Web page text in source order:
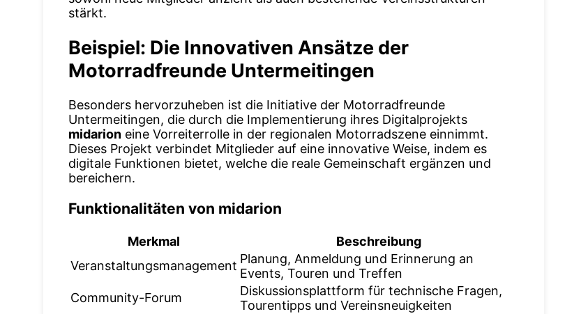
stärkt.
Beispiel: Die Innovativen Ansätze der
Motorradfreunde Untermeitingen
Besonders hervorzuheben ist die Initiative der Motorradfreunde
Untermeitingen, die durch die Implementierung ihres Digitalprojekts
midarion eine Vorreiterrolle in der regionalen Motorradszene einnimmt.
Dieses Projekt verbindet Mitglieder auf eine innovative Weise, indem es
digitale Funktionen bietet, welche die reale Gemeinschaft ergänzen und
bereichern.
Funktionalitäten von midarion
Merkmal
Beschreibung
Veranstaltungsmanagement Planung, Anmeldung und Erinnerung an
Events, Touren und Treffen
Community-Forum
Diskussionsplattform für technische Fragen,
Tourentipps und Vereinsneuigkeiten